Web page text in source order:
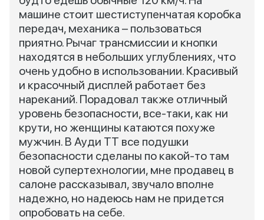
машине стоит шестиступенчатая коробка
передач, механика – пользоваться
приятно. Рычаг трансмиссии и кнопки
находятся в небольших углублениях, что
очень удобно в использовании. Красивый
и красочный дисплей работает без
нареканий. Порадовал также отличный
уровень безопасности, все-таки, как ни
крути, но женщины катаются похуже
мужчин. В Ауди ТТ все подушки
безопасности сделаны по какой-то там
новой супертехнологии, мне продавец в
салоне рассказывал, звучало вполне
надежно, но надеюсь нам не придется
опробовать на себе.